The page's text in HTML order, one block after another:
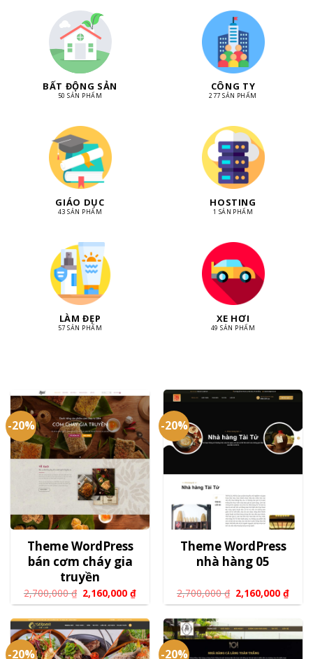
BẤT ĐỘNG SẢN
50 SẢN PHẨM
CÔNG TY
277 SẢN PHẨM
GIÁO DỤC
43 SẢN PHẨM
HOSTING
1 SẢN PHẨM
LÀM ĐẸP
57 SẢN PHẨM
XE HƠI
49 SẢN PHẨM
-20%
Theme WordPress
bán cơm cháy gia
truyền
2,700,000₫ 2,160,000₫
-20%
Theme WordPress
nhà hàng 05
2,700,000₫ 2,160,000₫
-20% -20%